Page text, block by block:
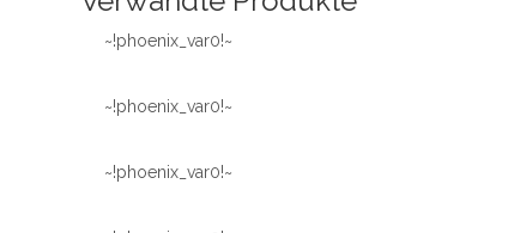
~!phoenix_var0!~
~!phoenix_var0!~
~!phoenix_var0!~